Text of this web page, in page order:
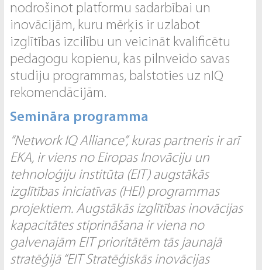
nodrošinot platformu sadarbībai un
inovācijām, kuru mērķis ir uzlabot
izglītības izcilību un veicināt kvalificētu
pedagogu kopienu, kas pilnveido savas
studiju programmas, balstoties uz nIQ
rekomendācijām.
Semināra programma
“Network IQ Alliance”, kuras partneris ir arī
EKA, ir viens no Eiropas Inovāciju un
tehnoloģiju institūta (EIT) augstākās
izglītības iniciatīvas (HEI) programmas
projektiem. Augstākās izglītības inovācijas
kapacitātes stiprināšana ir viena no
galvenajām EIT prioritātēm tās jaunajā
stratēģijā “EIT Stratēģiskās inovācijas